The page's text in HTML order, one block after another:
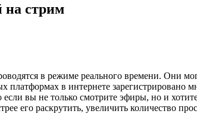
на стрим
в режиме реального времени. Они
платформах в интернете зарегистрировано
вы не только смотрите эфиры, но и
его раскрутить, увеличить количество